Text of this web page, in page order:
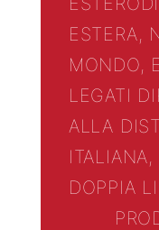
ESTERA,
MONDO,
LEGATI
ALLA
DOPPIA